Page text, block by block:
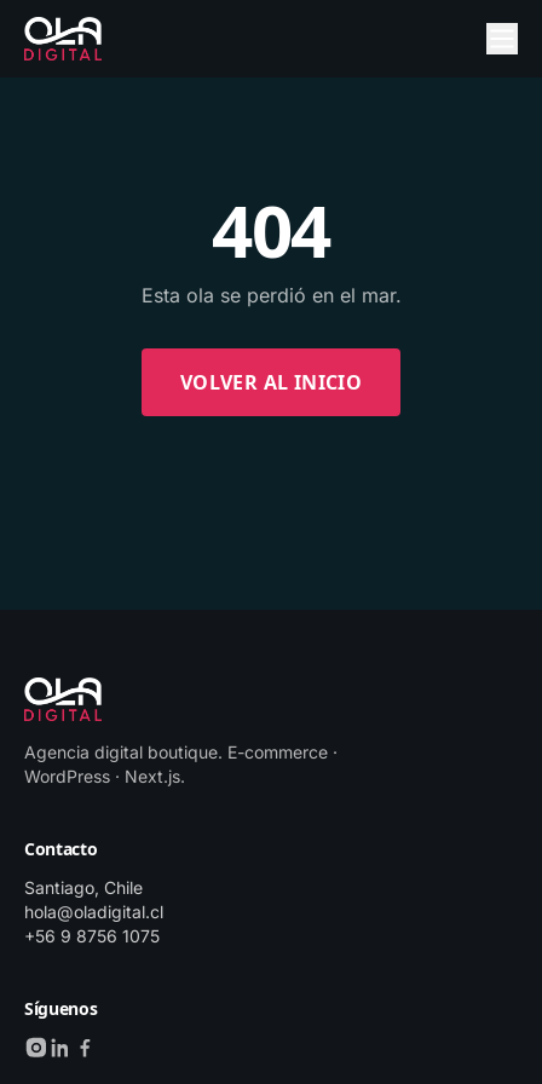
404
Esta ola se perdió en el mar.
VOLVER AL INICIO
Agencia digital boutique. E-commerce ·
WordPress · Next.js.
Contacto
Santiago, Chile
hola@oladigital.cl
+56 9 8756 1075
Síguenos